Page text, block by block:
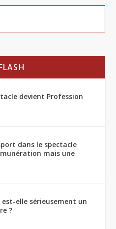
devient Profession
dans le spectacle
mais une
elle sérieusement un
?